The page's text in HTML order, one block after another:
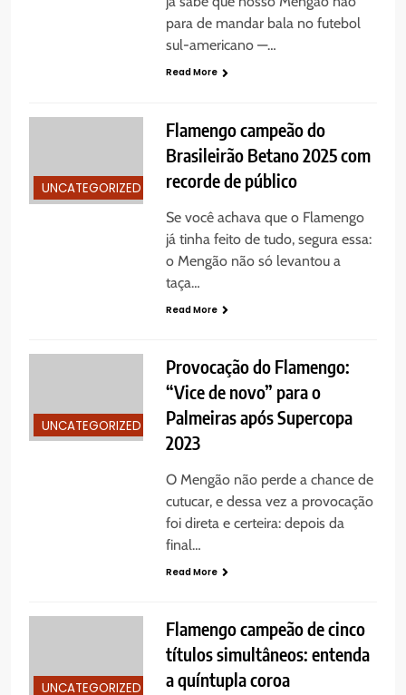
para de mandar bala no futebol
sul-americano —…
Read More
UNCATEGORIZED
Flamengo campeão do
Brasileirão Betano 2025 com
recorde de público
Se você achava que o Flamengo
já tinha feito de tudo, segura essa:
o Mengão não só levantou a
taça…
Read More
UNCATEGORIZED
Provocação do Flamengo:
“Vice de novo” para o
Palmeiras após Supercopa
2023
O Mengão não perde a chance de
cutucar, e dessa vez a provocação
foi direta e certeira: depois da
final…
Read More
UNCATEGORIZED
Flamengo campeão de cinco
títulos simultâneos: entenda
a quíntupla coroa